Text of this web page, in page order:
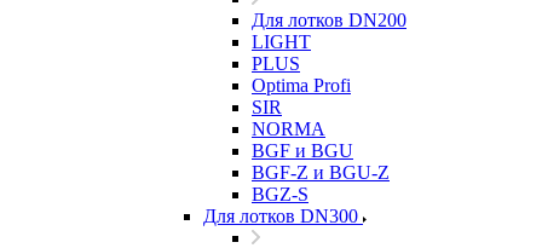
Для лотков DN200
LIGHT
PLUS
Optima Profi
SIR
NORMA
BGF и BGU
BGF-Z и BGU-Z
BGZ-S
Для лотков DN300